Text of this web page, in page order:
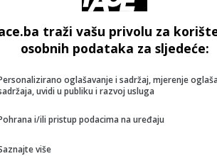
“To je bila
prošli smo loše”
odustati od
početak ‘velike
traži vašu privolu za
osobnih podataka za sljedeće:
oglašavanje i sadržaj, mjerenje
uvidi u publiku i razvoj usluga
i/ili pristup podacima na uređaju
više